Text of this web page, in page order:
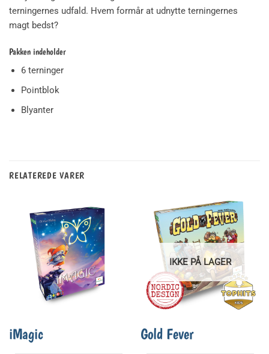
terningernes udfald. Hvem formår at udnytte terningernes
magt bedst?
Pakken indeholder
6 terninger
Pointblok
Blyanter
RELATEREDE VARER
iMagic
IKKE PÅ LAGER
Gold Fever